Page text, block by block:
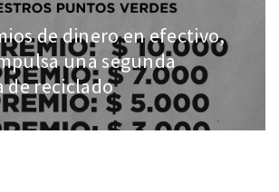
de dinero en efectivo,
una segunda
de reciclado